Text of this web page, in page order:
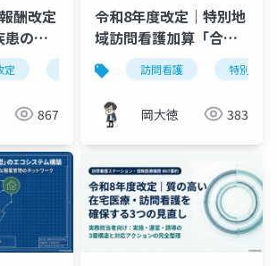
酬改定
患の訪
上に拡
定 訪問看護 難治性皮膚疾患
867
令和8年度改定｜特別地
域訪問看護加算「合計
時間」評価の新区分ロ
を徹底解説
訪問看護 特別地域
岡大徳 383